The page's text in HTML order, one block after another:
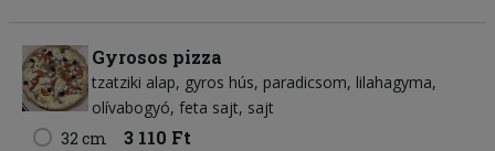
Gyrosos pizza
tzatziki alap gyros hús paradicsom lilahagyma
olívabogyó feta sajt sajt
32 cm
3 110 Ft